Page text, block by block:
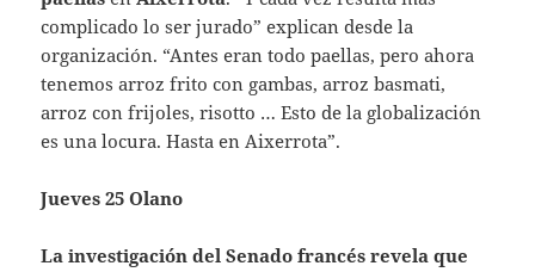
complicado lo ser jurado” explican desde la
organización. “Antes eran todo paellas, pero ahora
tenemos arroz frito con gambas, arroz basmati,
arroz con frijoles, risotto … Esto de la globalización
es una locura. Hasta en Aixerrota”.
Jueves 25 Olano
La investigación delSenado francés revela que